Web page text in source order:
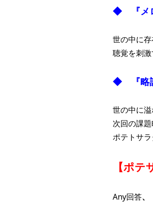
◆ 『メ
世の中に
聴覚を刺
◆ 『略
世の中に
次回の課
ポテトサ
【ポテ
Any回答、